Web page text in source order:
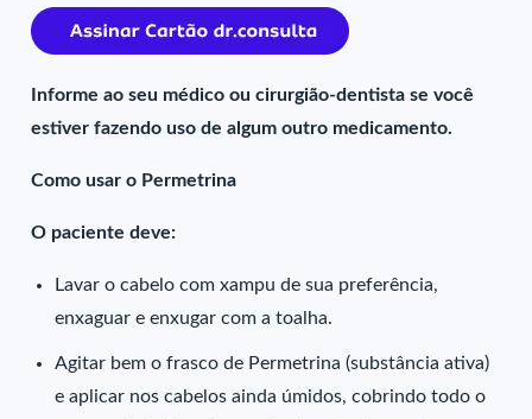
Informe ao seu médico ou cirurgião-dentista se você
estiver fazendo uso de algum outro medicamento.
Como usar o Permetrina
O paciente deve:
Lavar o cabelo com xampu de sua preferência,
enxaguar e enxugar com a toalha.
Agitar bem o frasco de Permetrina (substância ativa)
e aplicar nos cabelos ainda úmidos, cobrindo todo o